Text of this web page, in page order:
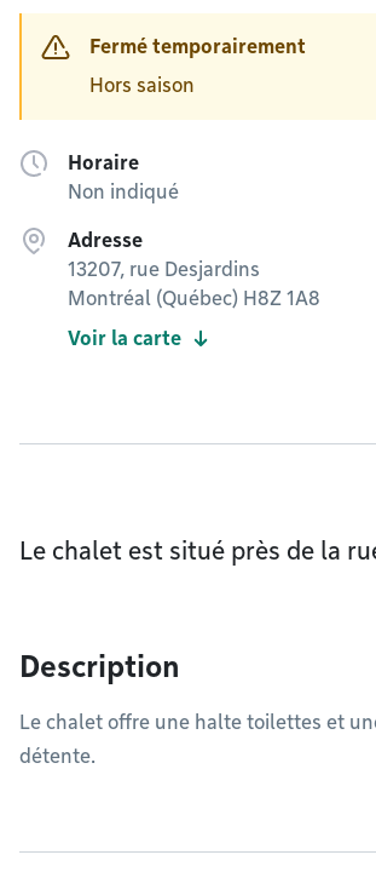
Fermé temporairement
Hors saison
Horaire
Non indiqué
Adresse
13207, rue Desjardins
Montréal (Québec) H8Z 1A8
Voir la carte
Le chalet est situé près de la
Description
Le chalet offre une halte toilettes et
détente.